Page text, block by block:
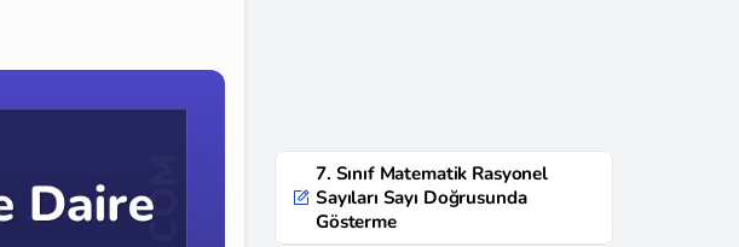
7. Sınıf Matematik Rasyonel
Sayıları Sayı Doğrusunda
Gösterme